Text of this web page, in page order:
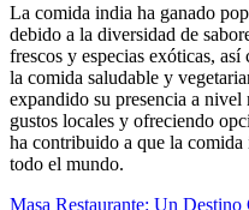
La comida india ha ganado
debido a la diversidad de
frescos y especias exóticas,
la comida saludable y
expandido su presencia a
gustos locales y ofreciendo
ha contribuido a que la comida
todo el mundo.
Masa Restaurante: Un